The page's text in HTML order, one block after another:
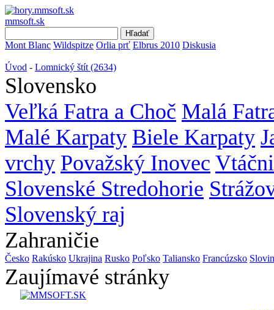
mmsoft.sk
Mont Blanc Wildspitze Orlia prť Elbrus 2010 Diskusia
Úvod - Lomnický štít (2634)
Slovensko
Veľká Fatra a Choč Malá
Malé Karpaty Biele Karpaty
vrchy Považský Inovec
Slovenské Stredohorie
Slovenský raj
Zahraničie
Česko Rakúsko Ukrajina Rusko Poľsko Taliansko Francúzsko
Zaujímavé stránky